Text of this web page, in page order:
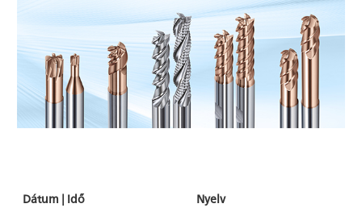
Dátum | idő Nyelv